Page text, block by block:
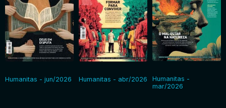
Humanitas - jun/2026 Humanitas - abr/2026
Humanitas -
mar/2026